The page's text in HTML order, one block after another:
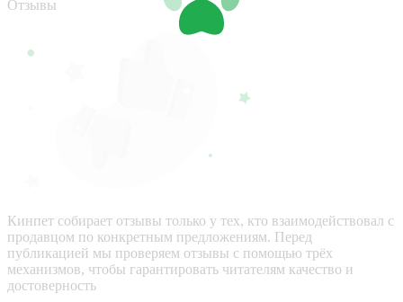
Отзывы
Кинпет собирает отзывы только у тех, кто взаимодействовал с
продавцом по конкретным предложениям. Перед
публикацией мы проверяем отзывы с помощью трёх
механизмов, чтобы гарантировать читателям качество и
достоверность